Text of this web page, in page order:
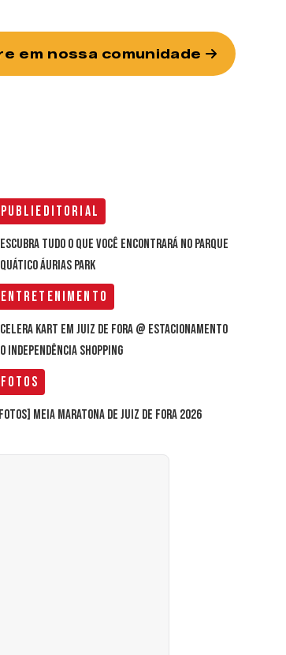
em nossa comunidade
Publieditorial
tudo o que você encontrará no parque
Áurias Park
Entretenimento
Kart em Juiz de Fora @ estacionamento
Independência Shopping
Fotos
Meia Maratona de Juiz de Fora 2026